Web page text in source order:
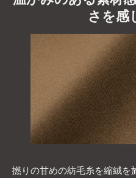
さを感
撚りの甘めの紡毛糸を縮絨を